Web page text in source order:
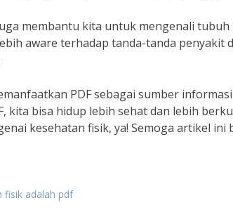
membantu kita untuk mengenali tubuh
aware terhadap tanda-tanda penyakit
PDF sebagai sumber
kita bisa hidup lebih sehat dan lebih
kesehatan fisik, ya! Semoga artikel
fisik adalah pdf